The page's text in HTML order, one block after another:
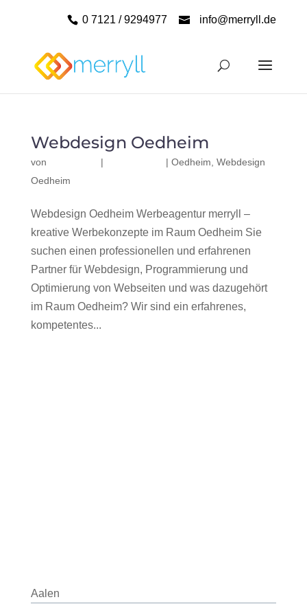
0 7121 / 9294977 info@merryll.de
Webdesign Oedheim
von | | Oedheim Webdesign
Oedheim
Webdesign Oedheim Werbeagentur merryll –
kreative Werbekonzepte im Raum Oedheim Sie
suchen einen professionellen und erfahrenen
Partner für Webdesign, Programmierung und
Optimierung von Webseiten und was dazugehört
im Raum Oedheim? Wir sind ein erfahrenes,
kompetentes...
Aalen